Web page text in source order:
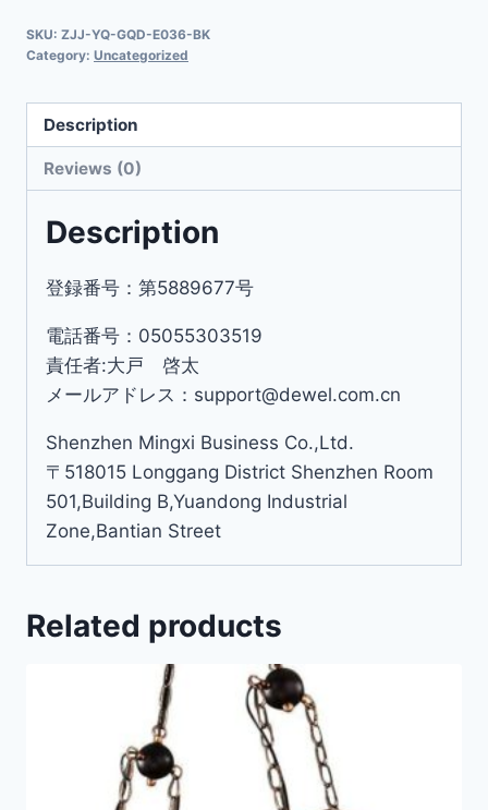
SKU: ZJJ-YQ-GQD-E036-BK
Category: Uncategorized
Description
Reviews (0)
Description
登録番号：第5889677号
電話番号：05055303519
責任者:大戸 啓太
メールアドレス：support@dewel.com.cn
Shenzhen Mingxi Business Co.,Ltd.
〒518015 Longgang District Shenzhen Room
501,Building B,Yuandong Industrial
Zone,Bantian Street
Related products